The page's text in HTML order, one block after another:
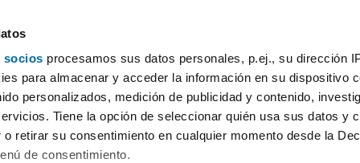
socios procesamos sus datos personales, p.ej., su dirección
para almacenar y acceder la información en su dispositivo
personalizados, medición de publicidad y contenido,
Tiene la opción de seleccionar quién usa sus datos y
retirar su consentimiento en cualquier momento desde la
de consentimiento.
Quartos Mais filtros - 1